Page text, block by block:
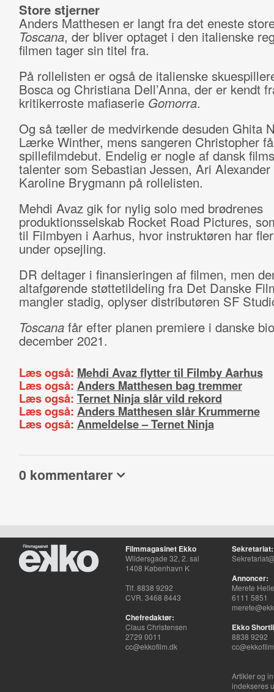
Store stjerner
Anders Matthesen er langt fra det eneste
Toscana, der bliver optaget i den italienske
filmen tager sin titel fra.
På rollelisten er også de italienske
Bosca og Christiana Dell’Anna, der er kendt
kritikerroste mafiaserie Gomorra.
Og så tæller de medvirkende desuden Ghita
Lærke Winther, mens sangeren Christopher
spillefilmdebut. Endelig er nogle af dansk
talenter som Sebastian Jessen, Ari Alexander
Karoline Brygmann på rollelisten.
Mehdi Avaz gik for nylig solo med brødrenes
produktionsselskab Rocket Road Pictures,
til Filmbyen i Aarhus, hvor instruktøren har
under opsejling.
DR deltager i finansieringen af filmen, men
altafgørende støttetildeling fra Det Danske
mangler stadig, oplyser distributøren SF
Toscanafår efter planen premiere i danske
december 2021.
Læs også: Mehdi Avaz flytter til Filmby Aarhus
Læs også: Anders Matthesen bag tremmer
Læs også: Ternet Ninja slår vild rekord
Læs også: Anders Matthesen slår Krummerne
Læs også: Anmeldelse – Ternet Ninja
0 kommentarer
Filmmagasinet Ekko
Wildersgade 32, 2. sal
1408 København K
Tlf. 8838 9292
CVR. 3468 8443
Chefredaktør:
Claus Christensen
2729 0011
cc@ekkofilm.dk
Sekretariat:
Annoncer:
Merete
6111 5851
Ekko
8838 9292
Artikler og
indekseres